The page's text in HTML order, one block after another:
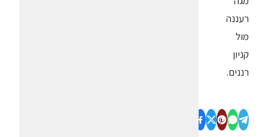
רעננה
מול
קניון
רננים.